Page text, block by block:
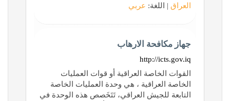
العراق | اللغة: عربي
جهاز مكافحة الارهاب
http://icts.gov.iq
القوات الخاصة العراقية أو قوات العمليات
الخاصة العراقية ‏، هي وحدة العمليات الخاصة
التابعة للجيش العراقي، تَتَخَصص هذه الوحدة في